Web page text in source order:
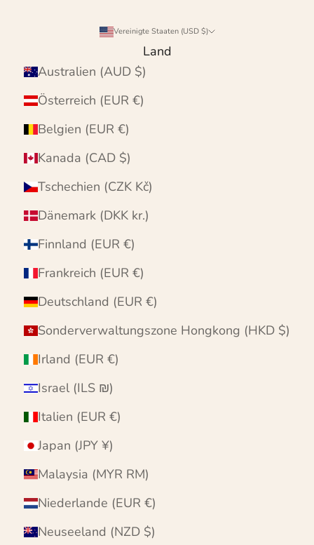
Vereinigte Staaten (USD $)
Land
Australien (AUD $)
Österreich (EUR €)
Belgien (EUR €)
Kanada (CAD $)
Tschechien (CZK Kč)
Dänemark (DKK kr.)
Finnland (EUR €)
Frankreich (EUR €)
Deutschland (EUR €)
Sonderverwaltungszone Hongkong (HKD $)
Irland (EUR €)
Israel (ILS ₪)
Italien (EUR €)
Japan (JPY ¥)
Malaysia (MYR RM)
Niederlande (EUR €)
Neuseeland (NZD $)